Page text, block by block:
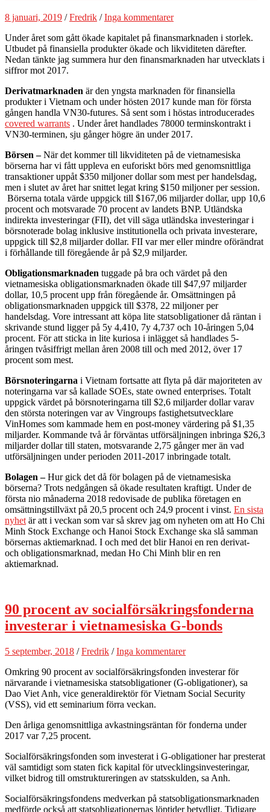
8 januari, 2019 /Fredrik /Inga kommentarer
Under året som gått ökade kapitalet på finansmarknaden i storlek.
Utbudet på finansiella produkter ökade och likviditeten därefter.
Nedan tänkte jag summera hur den finansmarknaden har utvecklats i
siffror mot 2017.
Derivatmarknaden är den yngsta marknaden för finansiella
produkter i Vietnam och under hösten 2017 kunde man för första
gången handla VN30-futures. Så sent som i höstas introducerades
covered warrants . Under året handlades 78000 terminskontrakt i
VN30-terminen, sju gånger högre än under 2017.
Börsen –När det kommer till likviditeten på de vietnamesiska
börserna har vi fått uppleva en euforiskt börs med genomsnittliga
transaktioner uppåt $350 miljoner dollar som mest per handelsdag,
men i slutet av året har snittet legat kring $150 miljoner per session.
Börserna totala värde uppgick till $167,06 miljarder dollar, upp 10,6
procent och motsvarade 70 procent av landets BNP. Utländska
indirekta investeringar (FII), det vill säga utländska investeringar i
börsnoterade bolag inklusive institutionella och privata investerare,
uppgick till $2,8 miljarder dollar. FII var mer eller mindre oförändrat
i förhållande till föregående år på $2,9 miljarder.
Obligationsmarknaden tuggade på bra och värdet på den
vietnamesiska obligationsmarknaden ökade till $47,97 miljarder
dollar, 10,5 procent upp från föregående år. Omsättningen på
obligationsmarknaden uppgick till $378, 22 miljoner per
handelsdag. Vore intressant att köpa lite statsobligationer då räntan i
skrivande stund ligger på 5y 4,410, 7y 4,737 och 10-åringen 5,04
procent. För att sticka in lite kuriosa i inlägget så handlades 5-
åringen tvåsiffrigt mellan åren 2008 till och med 2012, över 17
procent som mest.
Börsnoteringarna i Vietnam fortsatte att flyta på där majoriteten av
noteringarna var så kallade SOEs, state owned enterprises. Totalt
uppgick värdet på börsnoteringarna till $2,6 miljarder dollar varav
den största noteringen var av Vingroups fastighetsutvecklare
VinHomes som kammade hem en post-money värdering på $1,35
miljarder. Kommande två år förväntas utförsäljningen inbringa $26,3
miljarder dollar till staten, motsvarande 2,75 gånger mer än vad
utförsäljningen under perioden 2011-2017 inbringade totalt.
Bolagen –Hur gick det då för bolagen på de vietnamesiska
börserna? Trots nedgången så ökade resultaten kraftigt. Under de
första nio månaderna 2018 redovisade de publika företagen en
omsättningstillväxt på 20,5 procent och 24,9 procent i vinst. En sista
nyhet är att i veckan som var så skrev jag om nyheten om att Ho Chi
Minh Stock Exchange och Hanoi Stock Exchange ska slå samman
börsernas aktiemarknad. I och med det blir Hanoi en ren derivat-
och obligationsmarknad, medan Ho Chi Minh blir en ren
aktiemarknad.
90 procent av socialförsäkringsfonderna
investerar i vietnamesiska G-bonds
5 september, 2018 /Fredrik /Inga kommentarer
Omkring 90 procent av socialförsäkringsfonden investerar för
närvarande i vietnamesiska statsobligationer (G-obligationer), sa
Dao Viet Anh, vice generaldirektör för Vietnam Social Security
(VSS), vid ett seminarium förra veckan.
Den årliga genomsnittliga avkastningsräntan för fonderna under
2017 var 7,25 procent.
Socialförsäkringsfonden som investerat i G-obligationer har presterat
väl samtidigt som staten fick kapital för utvecklingsinvesteringar,
vilket bidrog till omstruktureringen av statsskulden, sa Anh.
Socialförsäkringsfondens medverkan på statsobligationsmarknaden
medförde också att statsobligationernas löptider betydligt. Tidigare